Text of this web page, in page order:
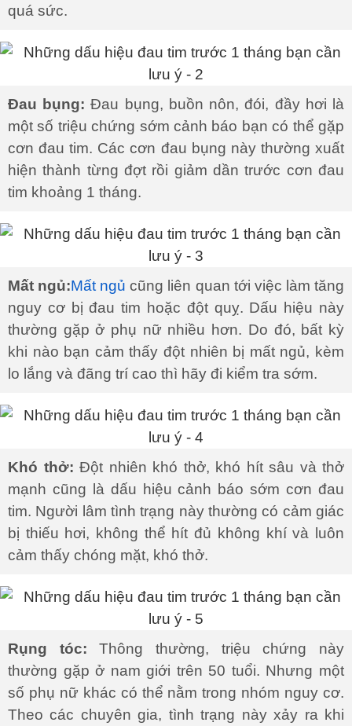
quá sức.
Đau bụng: Đau bụng, buồn nôn, đói, đầy hơi là
một số triệu chứng sớm cảnh báo bạn có thể gặp
cơn đau tim. Các cơn đau bụng này thường xuất
hiện thành từng đợt rồi giảm dần trước cơn đau
tim khoảng 1 tháng.
Mất ngủ:Mất ngủ cũng liên quan tới việc làm tăng
nguy cơ bị đau tim hoặc đột quỵ. Dấu hiệu này
thường gặp ở phụ nữ nhiều hơn. Do đó, bất kỳ
khi nào bạn cảm thấy đột nhiên bị mất ngủ, kèm
lo lắng và đãng trí cao thì hãy đi kiểm tra sớm.
Khó thở: Đột nhiên khó thở, khó hít sâu và thở
mạnh cũng là dấu hiệu cảnh báo sớm cơn đau
tim. Người lâm tình trạng này thường có cảm giác
bị thiếu hơi, không thể hít đủ không khí và luôn
cảm thấy chóng mặt, khó thở.
Rụng tóc: Thông thường, triệu chứng này
thường gặp ở nam giới trên 50 tuổi. Nhưng một
số phụ nữ khác có thể nằm trong nhóm nguy cơ.
Theo các chuyên gia, tình trạng này xảy ra khi